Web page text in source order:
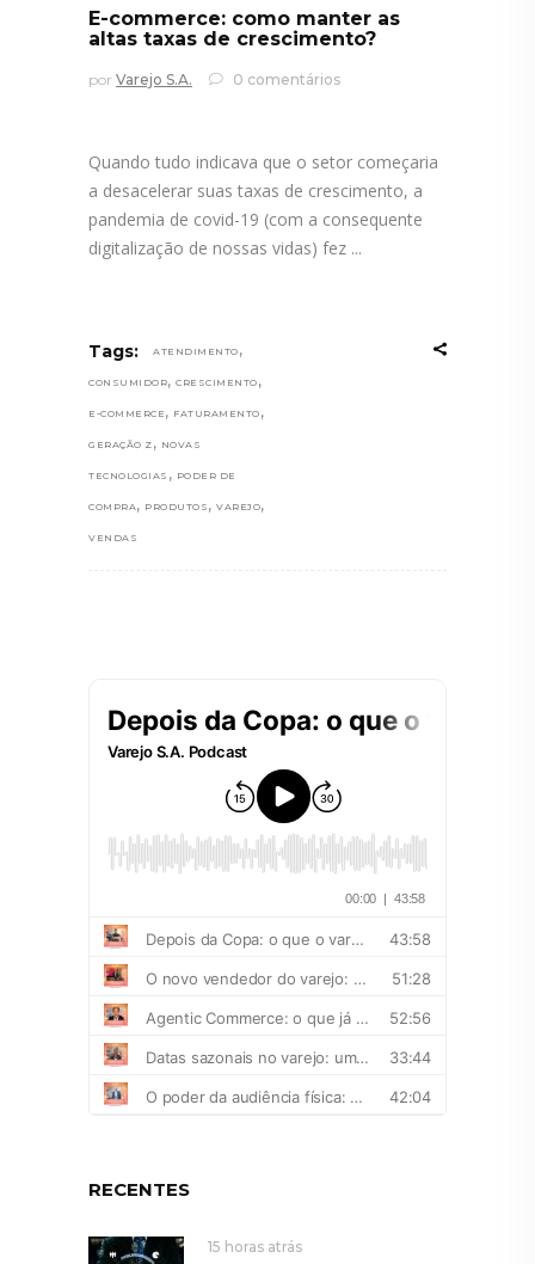
E-commerce: como manter as
altas taxas de crescimento?
por Varejo S.A. 0 comentários
Quando tudo indicava que o setor começaria
a desacelerar suas taxas de crescimento, a
pandemia de covid-19 (com a consequente
digitalização de nossas vidas) fez
Tags: ATENDIMENTO ,
CONSUMIDOR, CRESCIMENTO ,
E-COMMERCE , FATURAMENTO ,
GERAÇÃO Z , NOVAS
TECNOLOGIAS , PODER DE
COMPRA, PRODUTOS , VAREJO,
VENDAS
RECENTES
15 horas atrás